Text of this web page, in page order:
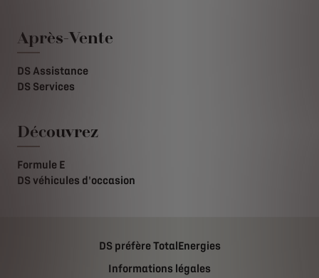
Après-Vente
DS Assistance
DS Services
Découvrez
Formule E
DS véhicules d'occasion
DS préfère TotalEnergies
Informations légales